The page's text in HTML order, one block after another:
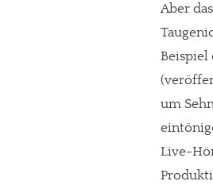
Aber
Beispiel
um
Live-